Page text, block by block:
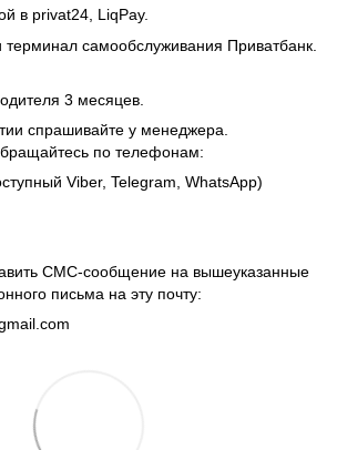
в privat24, LiqPay.
терминал самообслуживания Приватбанк.
3 месяцев.
спрашивайте у менеджера.
по телефонам:
Viber, Telegram, WhatsApp)
СМС-сообщение на вышеуказанные
письма на эту почту: